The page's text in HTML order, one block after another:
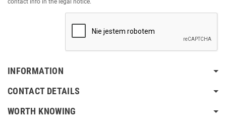
INFORMATION
CONTACT DETAILS
WORTH KNOWING